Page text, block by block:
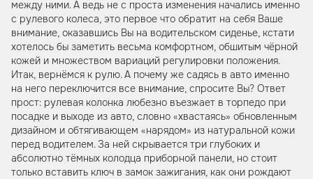
между ними. А ведь не с проста изменения начались именно
с рулевого колеса, это первое что обратит на себя Ваше
внимание, оказавшись Вы на водительском сиденье, кстати
хотелось бы заметить весьма комфортном, обшитым чёрной
кожей и множеством вариаций регулировки положения.
Итак, вернёмся к рулю. А почему же садясь в авто именно
на него переключится все внимание, спросите Вы? Ответ
прост: рулевая колонка любезно въезжает в торпедо при
посадке и выходе из авто, словно «хвастаясь» обновленным
дизайном и обтягивающем «нарядом» из натуральной кожи
перед водителем. За ней скрывается три глубоких и
абсолютно тёмных колодца приборной панели, но стоит
только вставить ключ в замок зажигания, как они рождают